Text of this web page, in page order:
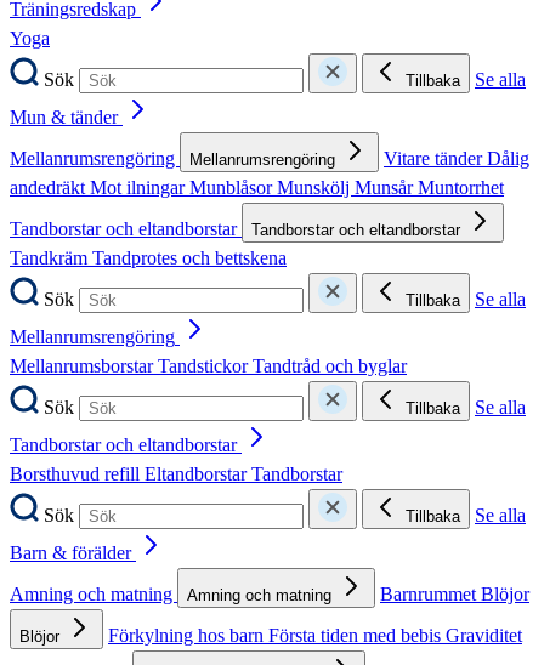
Träningsredskap
Yoga
Sök
Tillbaka
Se alla
Mun & tänder
Mellanrumsrengöring
Mellanrumsrengöring Vitare tänderDålig
andedräktMot ilningarMunblåsorMunskölj MunsårMuntorrhet
Tandborstar och eltandborstar
Tandborstar och eltandborstar
Tandkräm Tandprotes och bettskena
Sök
Tillbaka
Se alla
Mellanrumsrengöring
MellanrumsborstarTandstickorTandtråd och byglar
Sök
Tillbaka
Se alla
Tandborstar och eltandborstar
Borsthuvud refill EltandborstarTandborstar
Sök
Tillbaka
Se alla
Barn & förälder
Amning och matning
Amning och matning BarnrummetBlöjor
Blöjor Förkylning hos barn Första tiden med bebis Graviditet